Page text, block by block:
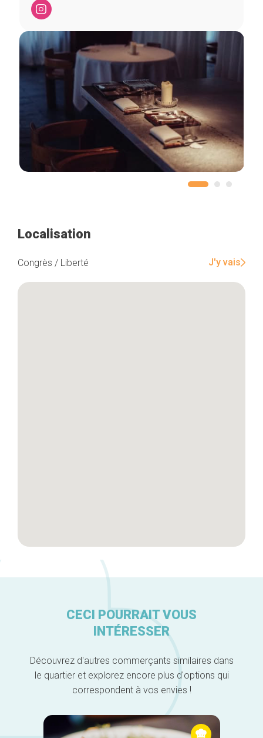
Localisation
Congrès / Liberté J'y vais
CECI POURRAIT VOUS
INTÉRESSER
Découvrez d'autres commerçants similaires dans
le quartier et explorez encore plus d'options qui
correspondent à vos envies !